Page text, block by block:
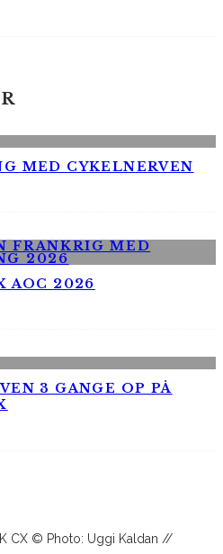
MED CYKELNERVEN
AOC 2026
3 GANGE OP PÅ